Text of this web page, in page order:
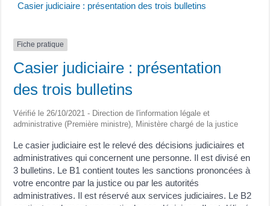
Casier judiciaire : présentation des trois bulletins
Fiche pratique
Casier judiciaire : présentation
des trois bulletins
Vérifié le 26/10/2021 - Direction de l'information légale et
administrative (Première ministre), Ministère chargé de la justice
Le casier judiciaire est le relevé des décisions judiciaires et
administratives qui concernent une personne. Il est divisé en
3 bulletins. Le B1 contient toutes les sanctions prononcées à
votre encontre par la justice ou par les autorités
administratives. Il est réservé aux services judiciaires. Le B2